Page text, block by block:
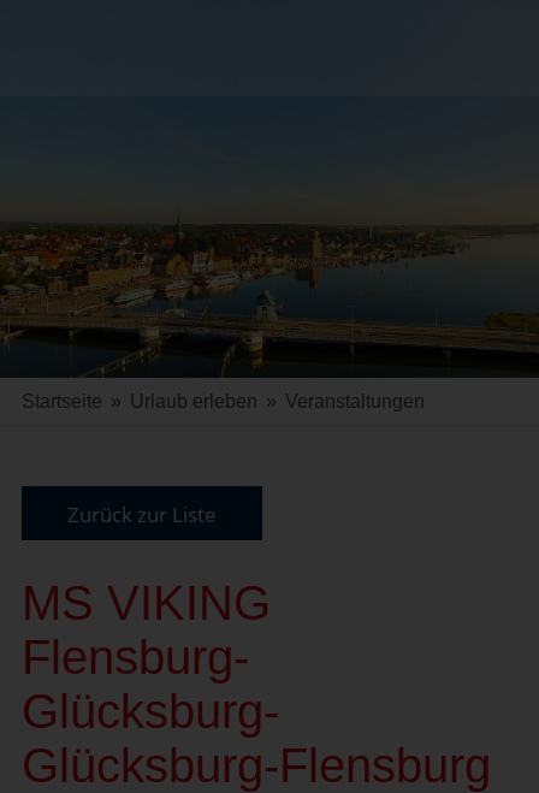
Startseite » Urlaub erleben » Veranstaltungen
Zurück zur Liste
MS VIKING
Flensburg-
Glücksburg-
Glücksburg-Flensburg